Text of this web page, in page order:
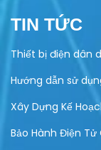
TIN TỨC
Thiết bị điện dân
Hướng dẫn sử
Xây Dựng Kế
Bảo Hành Điện